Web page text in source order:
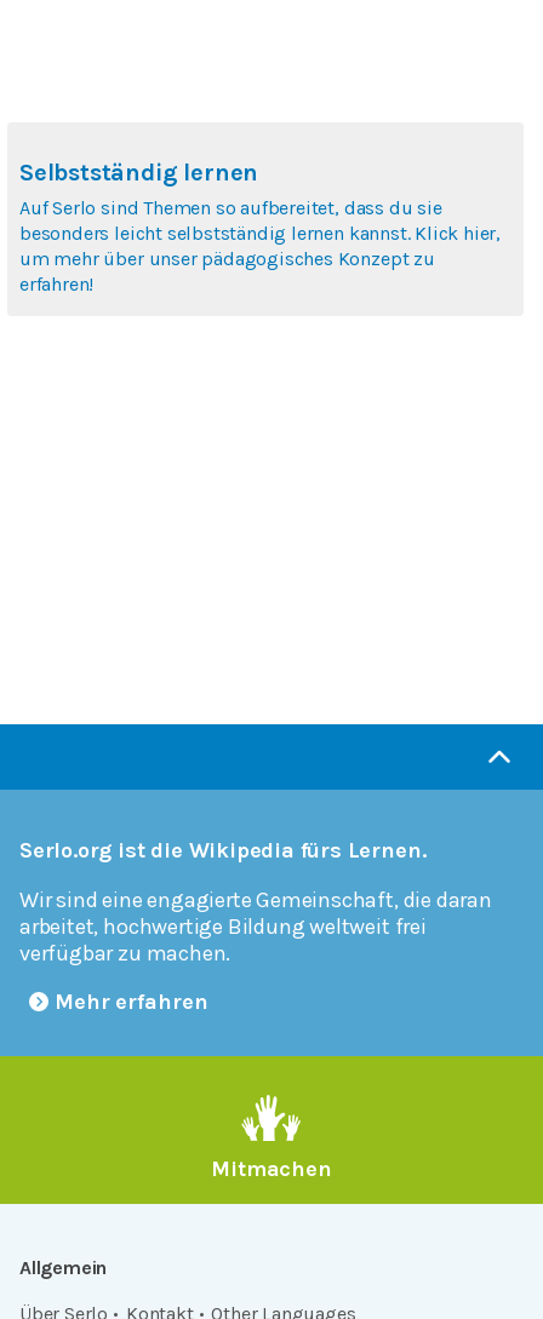
Selbstständig lernen
Auf Serlo sind Themen so aufbereitet, dass du sie
besonders leicht selbstständig lernen kannst. Klick hier,
um mehr über unser pädagogisches Konzept zu
erfahren!
Serlo.org ist die Wikipedia fürs Lernen.
Wir sind eine engagierte Gemeinschaft, die daran
arbeitet, hochwertige Bildung weltweit frei
verfügbar zu machen.
Mehr erfahren
Mitmachen
Allgemein
Über Serlo
Kontakt Other Languages